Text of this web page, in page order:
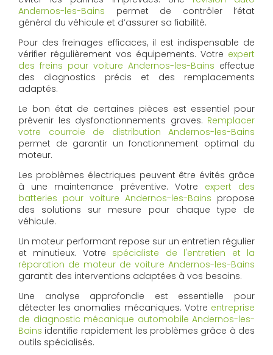
Andernos-les-Bains permet de contrôler l’état
général du véhicule et d’assurer sa fiabilité.
Pour des freinages efficaces, il est indispensable de
vérifier régulièrement vos équipements. Votre expert
des freins pour voiture Andernos-les-Bains effectue
des diagnostics précis et des remplacements
adaptés.
Le bon état de certaines pièces est essentiel pour
prévenir les dysfonctionnements graves. Remplacer
votre courroie de distribution Andernos-les-Bains
permet de garantir un fonctionnement optimal du
moteur.
Les problèmes électriques peuvent être évités grâce
à une maintenance préventive. Votre expert des
batteries pour voiture Andernos-les-Bains propose
des solutions sur mesure pour chaque type de
véhicule.
Un moteur performant repose sur un entretien régulier
et minutieux. Votre spécialiste de l'entretien et la
réparation de moteur de voiture Andernos-les-Bains
garantit des interventions adaptées à vos besoins.
Une analyse approfondie est essentielle pour
détecter les anomalies mécaniques. Votre entreprise
de diagnostic mécanique automobile Andernos-les-
Bains identifie rapidement les problèmes grâce à des
outils spécialisés.